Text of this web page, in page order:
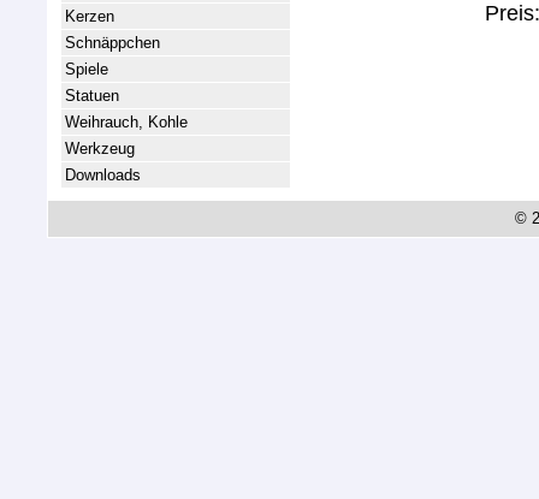
Kerzen
Schnäppchen
Spiele
Statuen
Weihrauch, Kohle
Werkzeug
Downloads
©